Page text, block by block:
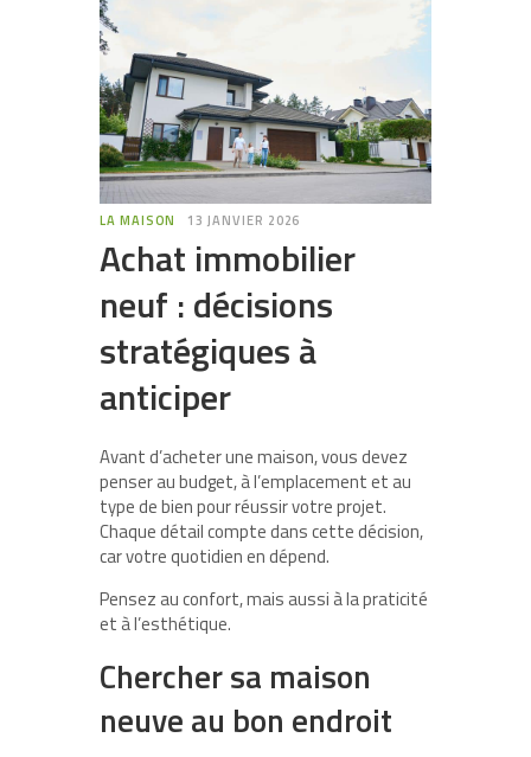
LA MAISON 13 JANVIER 2026
Achat immobilier
neuf : décisions
stratégiques à
anticiper
Avant d’acheter une maison, vous devez
penser au budget, à l’emplacement et au
type de bien pour réussir votre projet.
Chaque détail compte dans cette décision,
car votre quotidien en dépend.
Pensez au confort, mais aussi à la praticité
et à l’esthétique.
Chercher sa maison
neuve au bon endroit